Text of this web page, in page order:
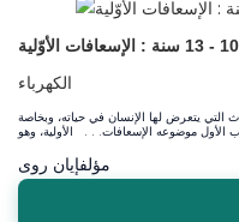
الكهرباء
يتعرض لها الإنسان في حياته، وبخاصة
مؤلفإيان روى